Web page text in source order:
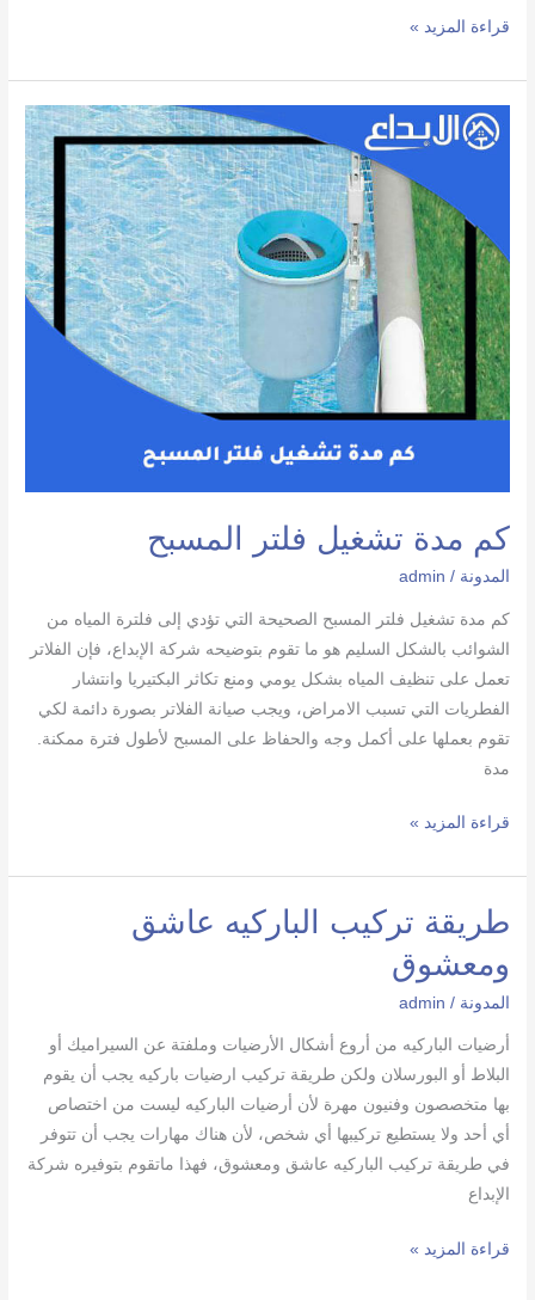
طريقة
المسبح
بالفلتر
قراءة المزيد »
كم مدة تشغيل فلتر المسبح
المدونة /
admin
كم مدة تشغيل فلتر المسبح الصحيحة التي تؤدي إلى فلترة المياه من
الشوائب بالشكل السليم هو ما تقوم بتوضيحه شركة الإبداع، فإن الفلاتر
تعمل على تنظيف المياه بشكل يومي ومنع تكاثر البكتيريا وانتشار
الفطريات التي تسبب الامراض، ويجب صيانة الفلاتر بصورة دائمة لكي
تقوم بعملها على أكمل وجه والحفاظ على المسبح لأطول فترة ممكنة.
مدة
كم
تشغيل
فلتر
المسبح
قراءة المزيد »
طريقة تركيب الباركيه عاشق
ومعشوق
المدونة /
admin
أرضيات الباركيه من أروع أشكال الأرضيات وملفتة عن السيراميك أو
البلاط أو البورسلان ولكن طريقة تركيب ارضيات باركيه يجب أن يقوم
بها متخصصون وفنيون مهرة لأن أرضيات الباركيه ليست من اختصاص
أي أحد ولا يستطيع تركيبها أي شخص، لأن هناك مهارات يجب أن تتوفر
في طريقة تركيب الباركيه عاشق ومعشوق، فهذا ماتقوم بتوفيره شركة
الإبداع
طريقة
قراءة المزيد »